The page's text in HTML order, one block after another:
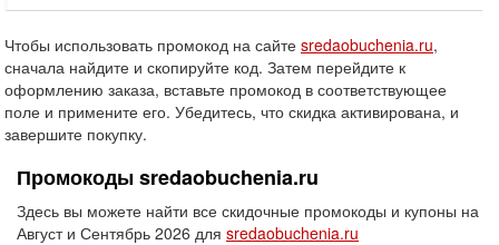
Чтобы использовать промокод на сайте sredaobuchenia.ru,
сначала найдите и скопируйте код. Затем перейдите к
оформлению заказа, вставьте промокод в соответствующее
поле и примените его. Убедитесь, что скидка активирована, и
завершите покупку.
Промокоды sredaobuchenia.ru
Здесь вы можете найти все скидочные промокоды и купоны на
Август и Сентябрь 2026 для sredaobuchenia.ru